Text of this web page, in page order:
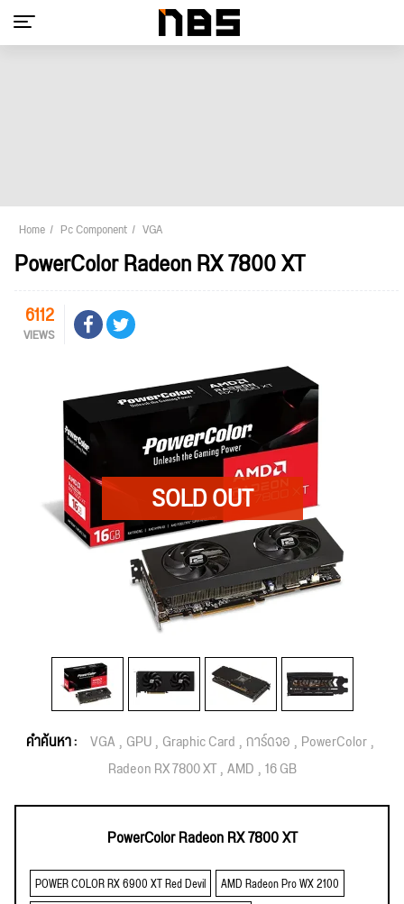
Home Pc Component VGA
PowerColor Radeon RX 7800 XT
6112
VIEWS
คำค้นหา : VGA GPU Graphic Card การ์ดจอ PowerColor
Radeon RX 7800 XT AMD 16 GB
PowerColor Radeon RX 7800 XT
POWER COLOR RX 6900 XT Red Devil
AMD Radeon Pro WX 2100